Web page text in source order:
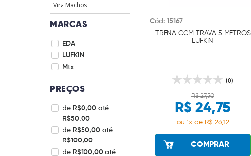
Vira Machos
MARCAS
EDA
LUFKIN
Mtx
PREÇOS
de R$0,00 até
R$50,00
de R$50,00 até
R$100,00
de R$100,00 até
Cód: 15167
TRENA COM TRAVA 5 METROS
LUFKIN
(0)
R$ 27,50
R$ 24,75
ou 1x de R$ 26,12
COMPRAR